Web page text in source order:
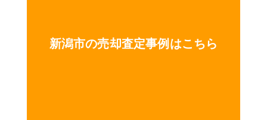
新潟市の売却査定事例はこちら